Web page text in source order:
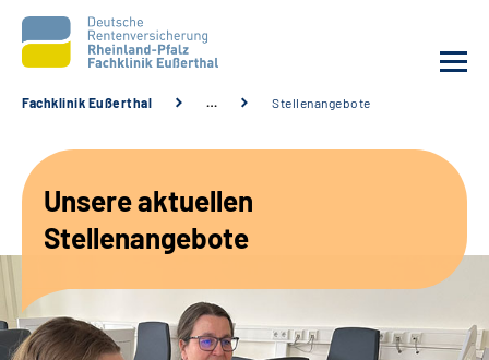
Unsere Angebote
Karriere
Fachklinik Eußerthal … Stellenangebote
Unsere aktuellen
Stellenangebote